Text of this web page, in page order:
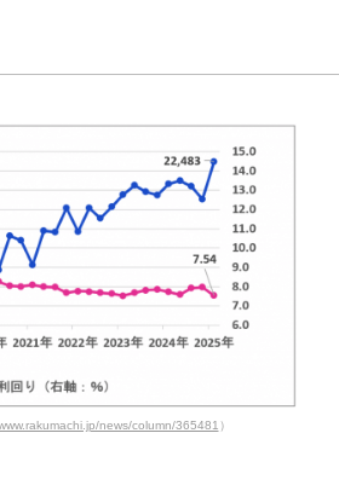
news/column/365481 ）